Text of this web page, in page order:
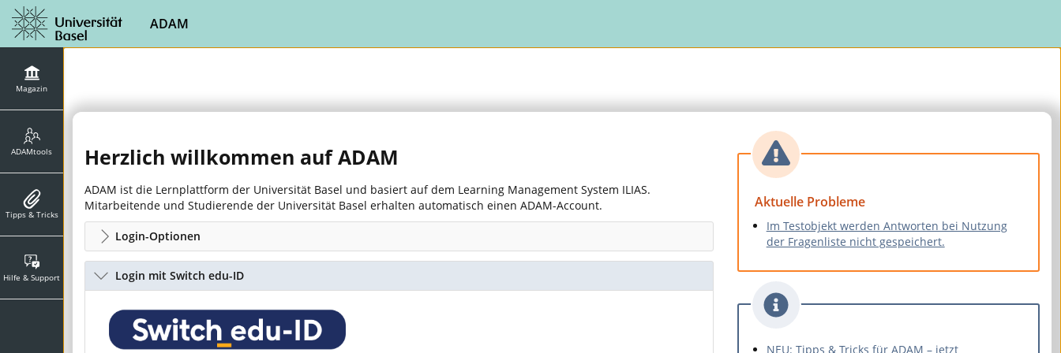
ADAM
Magazin
ADAMtools
Tipps & Tricks
Hilfe & Support
Herzlich willkommen auf ADAM
ADAM ist die Lernplattform der Universität Basel und basiert auf dem Learning Management System ILIAS.
Mitarbeitende und Studierende der Universität Basel erhalten automatisch einen ADAM-Account.
Login-Optionen
Login mit Switch edu-ID
Aktuelle Probleme
Im Testobjekt werden Antworten bei Nutzung
der Fragenliste nicht gespeichert.
NEU: Tipps & Tricks für ADAM – jetzt